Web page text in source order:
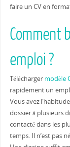
faire un CV en
Comment
emploi ?
Télécharger modèle
rapidement un
Vous avez
dossier à plusieurs
contacté dans les
temps. Il n’est pas